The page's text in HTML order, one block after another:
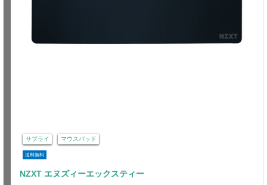
サプライ マウスパッド
送料無料
NZXT エヌズィーエックスティー